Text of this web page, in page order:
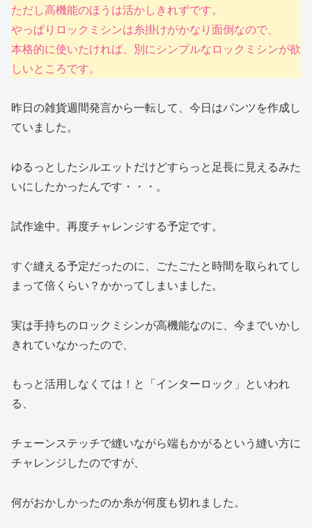
ただし高機能のほうは活かしきれずです。
やっぱりロックミシンは糸掛けがかなり面倒なので、
本格的に使いたければ、別にシンプルなロックミシンが欲
しいところです。
昨日の雑貨週間発言から一転して、今日はパンツを作成し
ていました。
ゆるっとしたシルエットだけどすらっと足長に見えるみた
いにしたかったんです・・・。
試作途中。再度チャレンジする予定です。
すぐ縫える予定だったのに、ごたごたと時間を取られてし
まって倍くらい？かかってしまいました。
実は手持ちのロックミシンが高機能なのに、今までいかし
きれていなかったので、
もっと活用しなくては！と「インターロック」といわれ
る、
チェーンステッチで縫いながら端もかがるという縫い方に
チャレンジしたのですが、
何がおかしかったのか糸が何度も切れました。